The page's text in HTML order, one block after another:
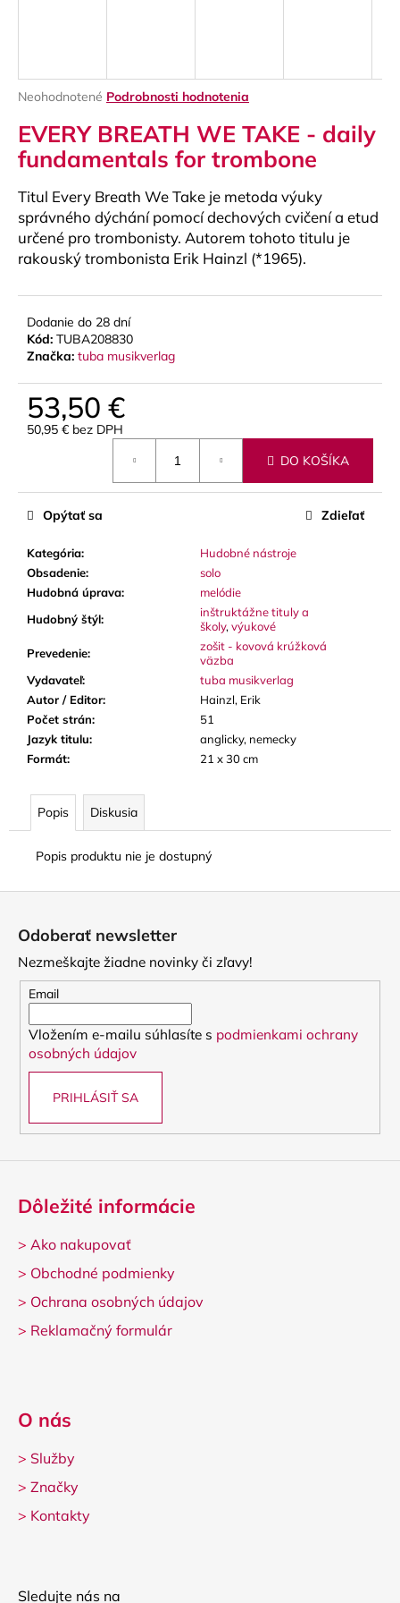
Priemerné
produktu
je
0,0
5
hviezdičiek.
Neohodnotené Podrobnosti hodnotenia
EVERY BREATH WE TAKE - daily
fundamentals for trombone
Titul Every Breath We Take je metoda výuky
správného dýchání pomocí dechových cvičení a etud
určené pro trombonisty. Autorem tohoto titulu je
rakouský trombonista Erik Hainzl (*1965).
Dodanie do 28 dní
Kód: TUBA208830
Značka: tuba musikverlag
53,50 €
50,95 € bez DPH
DO KOŠÍKA
Kategória:
Hudobné nástroje
Obsadenie:
solo
Hudobná úprava:
melódie
Hudobný štýl:
inštruktážne tituly a
školy, výukové
Prevedenie:
zošit - kovová krúžková
väzba
Vydavateľ:
tuba musikverlag
Autor / Editor:
Hainzl, Erik
Počet strán:
51
Jazyk titulu:
anglicky, nemecky
Formát: 21 x 30 cm
Opýtať sa Zdieľať
Popis Diskusia
Popis produktu nie je dostupný
ť
HĽADAŤ
p
o
ú
a
GEWA
GIGBAG
(PUZDRO)
PREMIUM,
Odoberať newsletter
Nezmeškajte žiadne novinky či zľavy!
Email
Vložením e-mailu súhlasíte s podmienkami ochrany
osobných údajov
PRIHLÁSIŤ SA
Dôležité informácie
> Ako nakupovať
> Obchodné podmienky
> Ochrana osobných údajov
> Reklamačný formulár
O nás
> Služby
> Značky
> Kontakty
Sledujte nás na